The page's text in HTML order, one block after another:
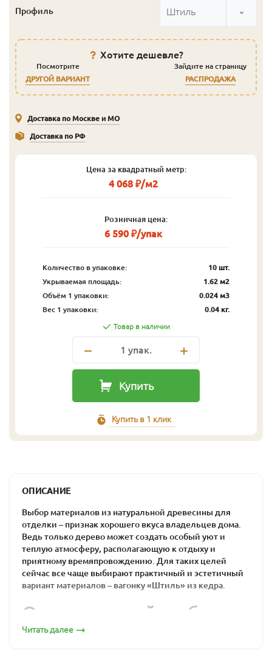
Профиль Штиль
Хотите дешевле?
Посмотрите
ДРУГОЙ ВАРИАНТ
Зайдите на страницу
РАСПРОДАЖА
Доставка по Москве и МО
Доставка по РФ
Цена за квадратный метр:
4 068 ₽/м2
Розничная цена:
6 590 ₽/упак
Количество в упаковке:
10 шт.
Укрываемая площадь:
1.62 м2
Объём 1 упаковки:
0.024 м3
Вес 1 упаковки:
0.04 кг.
Товар в наличии
1 упак.
Купить
Купить в 1 клик
ОПИСАНИЕ
Выбор материалов из натуральной древесины для
отделки – признак хорошего вкуса владельцев дома.
Ведь только дерево может создать особый уют и
теплую атмосферу, располагающую к отдыху и
приятному времяпровождению. Для таких целей
сейчас все чаще выбирают практичный и эстетичный
вариант материалов – вагонку «Штиль» из кедра.
Оптимальный выбор
для загородного дома
Читать далее